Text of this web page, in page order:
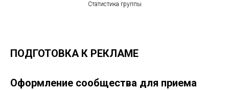
Статистика группы
ПОДГОТОВКА К РЕКЛАМЕ
Оформление сообщества для приема